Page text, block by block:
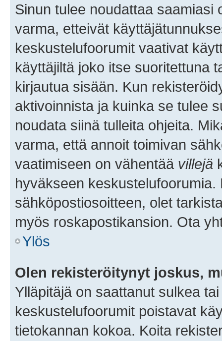
Sinun tulee noudattaa saamiasi
varma, etteivät
keskustelufoorumit vaativat
käyttäjiltä joko itse suoritettuna
kirjautua sisään. Kun
aktivoinnista ja kuinka se tulee
noudata siinä tulleita ohjeita.
varma, että annoit toimivan
vaatimiseen on vähentää villejä
hyväkseen
sähköpostiosoitteen, olet
myös roskapostikansion. Ota
Ylös
Olen rekisteröitynyt joskus,
Ylläpitäjä on saattanut sulkea
keskustelufoorumit poistavat
tietokannan kokoa. Koita